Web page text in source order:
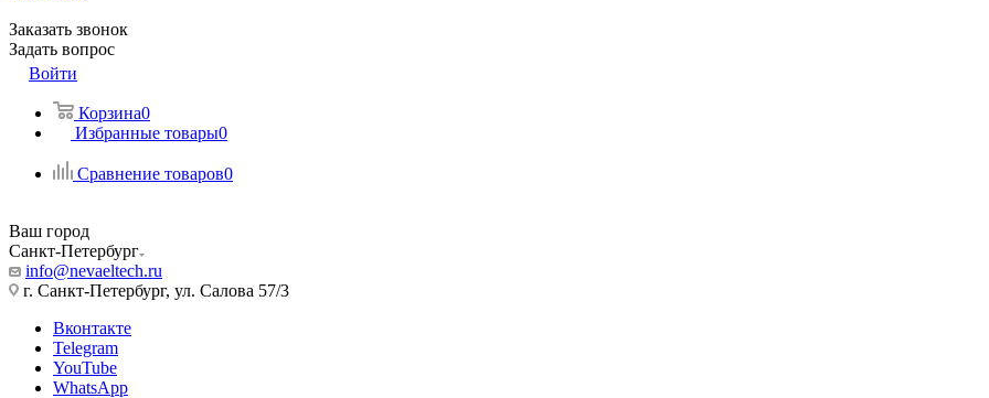
Заказать звонок
Задать вопрос
Войти
Корзина0
Избранные товары0
Сравнение товаров0
Ваш город
Санкт-Петербург
info@nevaeltech.ru
г. Санкт-Петербург, ул. Салова 57/3
Вконтакте
Telegram
YouTube
WhatsApp